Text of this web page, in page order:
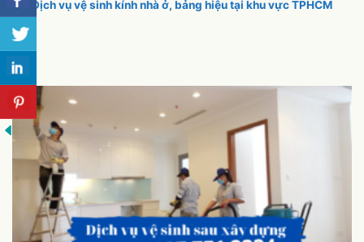
Dịch vụ vệ sinh kính nhà ở, bảng hiệu tại khu vực TPHCM